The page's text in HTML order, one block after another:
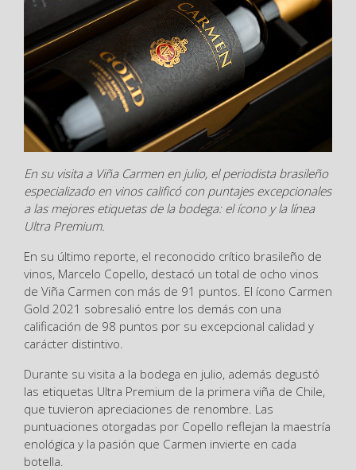
En su visita a Viña Carmen en julio, el periodista brasileño
especializado en vinos calificó con puntajes excepcionales
a las mejores etiquetas de la bodega: el ícono y la línea
Ultra Premium.
En su último reporte, el reconocido crítico brasileño de
vinos, Marcelo Copello, destacó un total de ocho vinos
de Viña Carmen con más de 91 puntos. El ícono Carmen
Gold 2021 sobresalió entre los demás con una
calificación de 98 puntos por su excepcional calidad y
carácter distintivo.
Durante su visita a la bodega en julio, además degustó
las etiquetas Ultra Premium de la primera viña de Chile,
que tuvieron apreciaciones de renombre. Las
puntuaciones otorgadas por Copello reflejan la maestría
enológica y la pasión que Carmen invierte en cada
botella.